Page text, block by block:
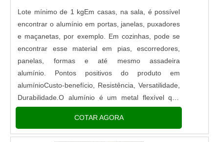
ambientes, como em: Estoques; Casas; Escritórios;
Bibliotecas; Fábricas; Lojas.Os locais citados acima
são apenas alguns exemplos de aplicação que esse
equipamento pode ter, pois considerando as
possibilidades e vantagens que ele oferece, o uso
pode ser estendidos para as mais variadas
situações.MAIS INFORMAÇÕES SOBRE A ESCADA
DE ALUMÍNIO 5 METROSContar com a Impact
gama de soluções, distribuindo produtos de alta
Lote mínimo de 1 kgEm casas, na sala, é possível
encontrar o alumínio em portas, janelas, puxadores
e maçanetas, por exemplo. Em cozinhas, pode se
encontrar esse material em pias, escorredores,
panelas, formas e até mesmo assadeira
alumínio. Pontos positivos do produto em
alumínioCusto-benefício, Resistência, Versatilidade,
Durabilidade.O alumínio é um metal flexível que
pode ser utilizado para uma infinidade de coisas.
Não é um metal nobre, ou s....
COTAR AGORA